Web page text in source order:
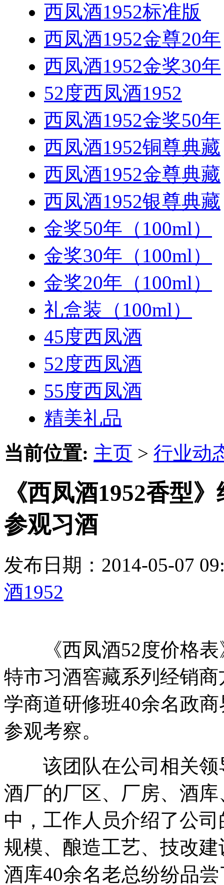
西凤酒1952标准版
西凤酒1952金尊20年
西凤酒1952金奖30年
52度西凤酒1952
西凤酒1952金奖50年
西凤酒1952铜尊典藏
西凤酒1952金尊典藏
西凤酒1952银尊典藏
金奖50年（100ml）
金奖30年（100ml）
金奖20年（100ml）
礼盒装（100ml）
45度西凤酒
52度西凤酒
55度西凤酒
精美礼品
当前位置: 主页 > 行业动
《西凤酒1952香型
参观习酒
发布日期：2014-05-07
酒1952
《西凤酒52度价格表
特市习酒窖藏系列经销
学商道研修班40余名政
参观考察。
该团队在公司相关领
酒厂的厂区、厂房、酒
中，工作人员介绍了公
规模、酿造工艺、技改
酒库40余名老总纷纷品